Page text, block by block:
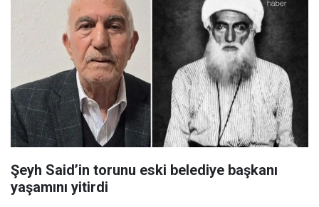
Şeyh Said’in torunu eski belediye başkanı
yaşamını yitirdi